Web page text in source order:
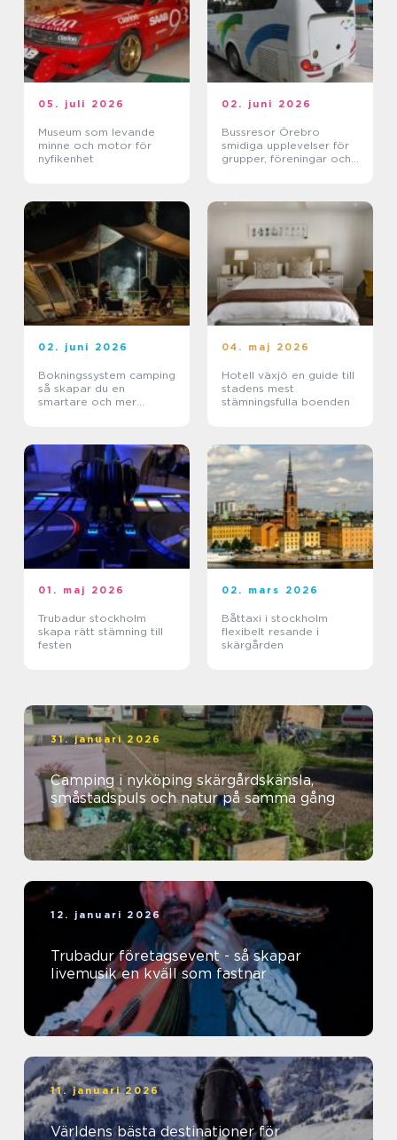
05. juli 2026
Museum som levande
minne och motor för
nyfikenhet
02. juni 2026
Bussresor Örebro
smidiga upplevelser för
grupper, föreningar och
02. juni 2026
Bokningssystem camping
så skapar du en
smartare och mer
04. maj 2026
Hotell växjö en guide till
stadens mest
stämningsfulla boenden
01. maj 2026
Trubadur stockholm
skapa rätt stämning till
festen
02. mars 2026
Båttaxi i stockholm
flexibelt resande i
skärgården
31. januari 2026
Camping i nyköping skärgårdskänsla,
småstadspuls och natur på samma gång
12. januari 2026
Trubadur företagsevent - så skapar
livemusik en kväll som fastnar
11. januari 2026
Världens bästa destinationer för